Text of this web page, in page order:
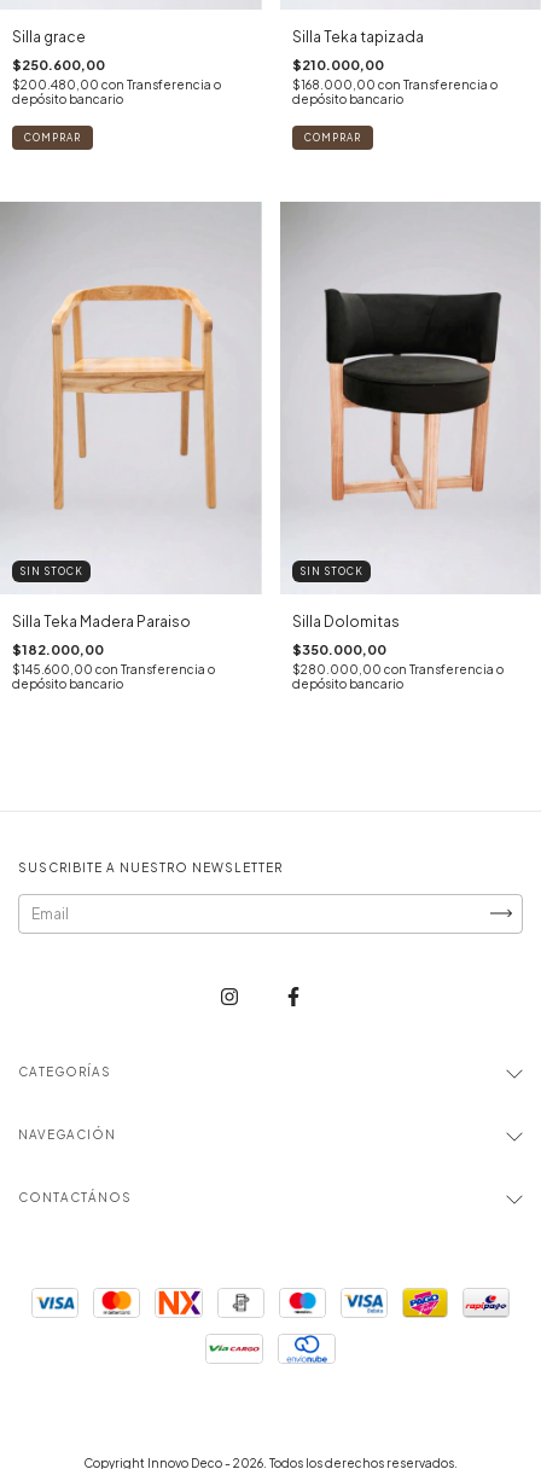
Silla grace
$250.600,00
$200.480,00 con Transferencia o
depósito bancario
Silla Teka tapizada
$210.000,00
$168.000,00 con Transferencia o
depósito bancario
SIN STOCK
Silla Teka Madera Paraiso
$182.000,00
$145.600,00 con Transferencia o
depósito bancario
SIN STOCK
Silla Dolomitas
$350.000,00
$280.000,00 con Transferencia o
depósito bancario
SUSCRIBITE A NUESTRO NEWSLETTER
CATEGORÍAS
NAVEGACIÓN
CONTACTÁNOS
Copyright Innovo Deco - 2026. Todos los derechos reservados.